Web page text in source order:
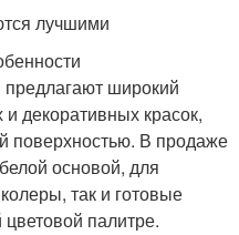
лучшими
широкий
декоративных красок,
поверхностью. В продаже
основой, для
так и готовые
палитре.